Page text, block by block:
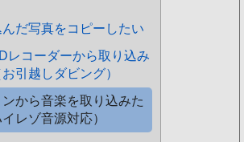
だ写真をコピーしたい
レコーダーから取り込み
引越しダビング）
から音楽を取り込みた
レゾ音源対応）